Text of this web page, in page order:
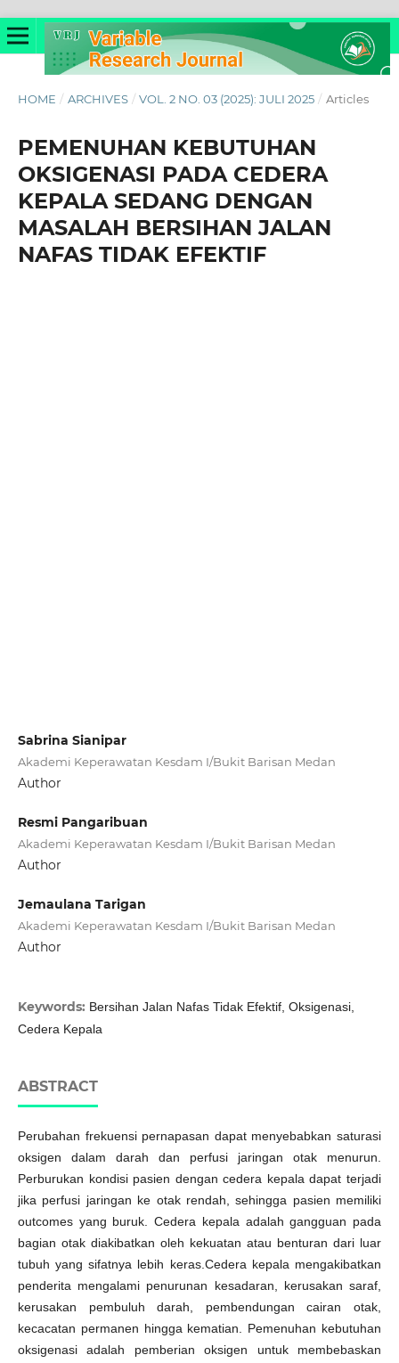
HOME / ARCHIVES / VOL. 2 NO. 03 (2025): JULI 2025 / Articles
PEMENUHAN KEBUTUHAN
OKSIGENASI PADA CEDERA
KEPALA SEDANG DENGAN
MASALAH BERSIHAN JALAN
NAFAS TIDAK EFEKTIF
Sabrina Sianipar
Akademi Keperawatan Kesdam I/Bukit Barisan Medan
Author
Resmi Pangaribuan
Akademi Keperawatan Kesdam I/Bukit Barisan Medan
Author
Jemaulana Tarigan
Akademi Keperawatan Kesdam I/Bukit Barisan Medan
Author
Keywords: Bersihan Jalan Nafas Tidak Efektif, Oksigenasi,
Cedera Kepala
ABSTRACT
Perubahan frekuensi pernapasan dapat menyebabkan saturasi
oksigen dalam darah dan perfusi jaringan otak menurun.
Perburukan kondisi pasien dengan cedera kepala dapat terjadi
jika perfusi jaringan ke otak rendah, sehingga pasien memiliki
outcomes yang buruk. Cedera kepala adalah gangguan pada
bagian otak diakibatkan oleh kekuatan atau benturan dari luar
tubuh yang sifatnya lebih keras.Cedera kepala mengakibatkan
penderita mengalami penurunan kesadaran, kerusakan saraf,
kerusakan pembuluh darah, pembendungan cairan otak,
kecacatan permanen hingga kematian. Pemenuhan kebutuhan
oksigenasi adalah pemberian oksigen untuk membebaskan